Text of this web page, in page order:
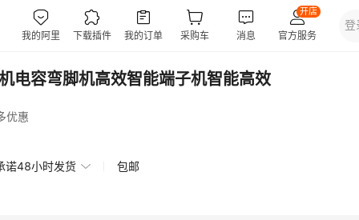
电容弯脚机高效智能端子机智能高效
优惠
诺48小时发货 包邮